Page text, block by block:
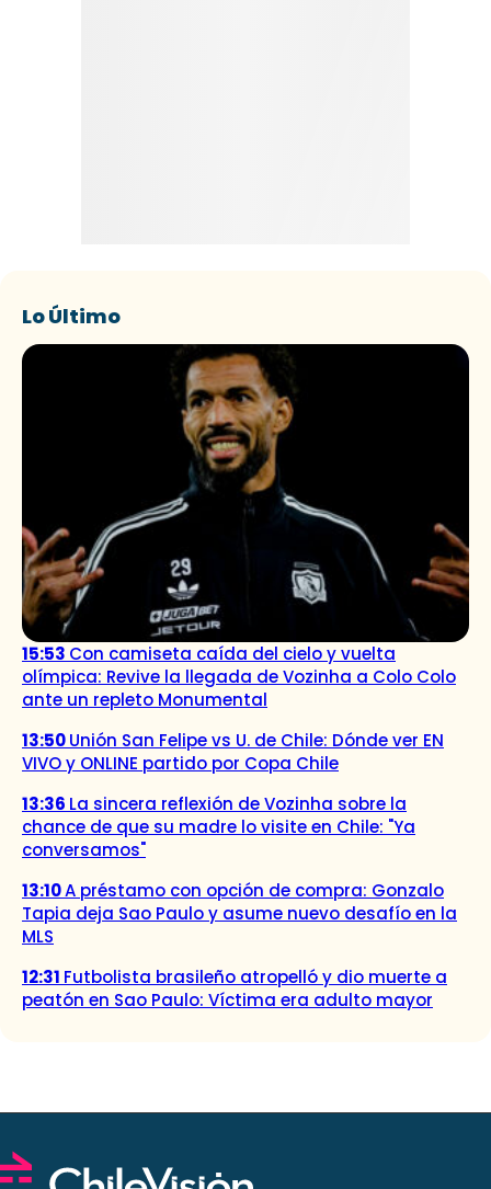
Lo Último
15:53 Con camiseta caída del cielo y vuelta
olímpica: Revive la llegada de Vozinha a Colo Colo
ante un repleto Monumental
13:50Unión San Felipe vs U. de Chile: Dónde ver EN
VIVO y ONLINE partido por Copa Chile
13:36 La sincera reflexión de Vozinha sobre la
chance de que su madre lo visite en Chile: "Ya
conversamos"
13:10A préstamo con opción de compra: Gonzalo
Tapia deja Sao Paulo y asume nuevo desafío en la
MLS
12:31 Futbolista brasileño atropelló y dio muerte a
peatón en Sao Paulo: Víctima era adulto mayor